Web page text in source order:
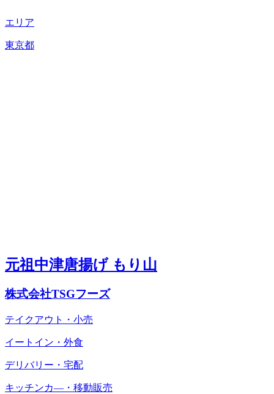
エリア
東京都
元祖中津唐揚げ もり山
株式会社TSGフーズ
テイクアウト・小売
イートイン・外食
デリバリー・宅配
キッチンカ―・移動販売